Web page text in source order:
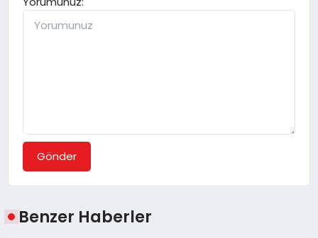
Gönder
Benzer Haberler